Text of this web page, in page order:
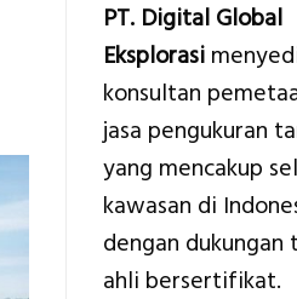
PT. Digital Global
Eksplorasi
konsultan
jasa pengukuran
yang mencakup
kawasan di
dengan dukungan
ahli bersertifikat.